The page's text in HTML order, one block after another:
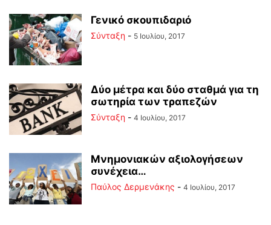
Γενικό σκουπιδαριό
Σύνταξη - 5 Ιουλίου, 2017
Δύο μέτρα και δύο σταθμά για τη
σωτηρία των τραπεζών
Σύνταξη - 4 Ιουλίου, 2017
Μνημονιακών αξιολογήσεων
συνέχεια…
Παύλος Δερμενάκης - 4 Ιουλίου, 2017